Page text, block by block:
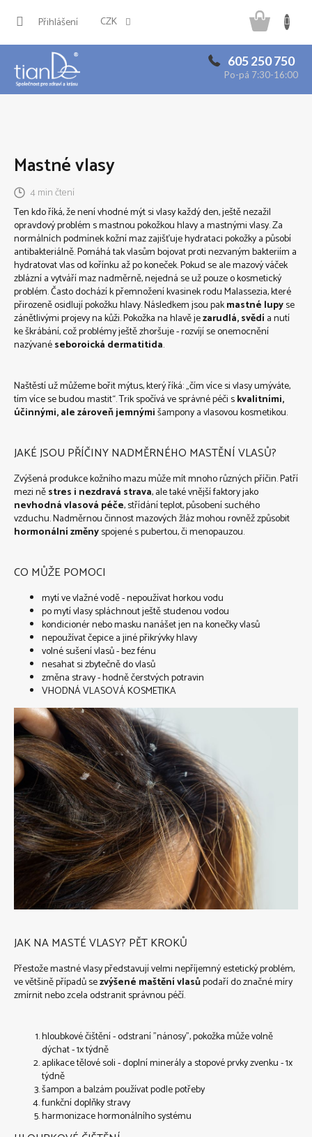
CZK
Přihlášení
605 250 750
Po-pá 7:30-16:00
košík
Mastné vlasy
4 min čtení
Ten kdo říká, že není vhodné mýt si vlasy každý den, ještě nezažil
opravdový problém s mastnou pokožkou hlavy a mastnými vlasy.Za
normálních podmínek kožní maz zajišťuje hydrataci pokožky a působí
antibakteriálně. Pomáhá tak vlasům bojovat proti nezvaným bakteriím a
hydratovat vlas od kořínku až po koneček. Pokud se ale mazový váček
zblázní a vytváří maz nadměrně, nejedná se už pouze o kosmetický
problém. Často dochází k přemnožení kvasinek rodu Malassezia, které
přirozeně osidlují pokožku hlavy. Následkem jsou pakmastné lupyse
zánětlivými projevy na kůži. Pokožka na hlavě jezarudlá, svědía nutí
ke škrábání, což problémy ještě zhoršuje - rozvíjí se onemocnění
nazývanéseboroická dermatitida.
Naštěstí už můžeme bořit mýtus, který říká: „čím více si vlasy umýváte,
tím více se budou mastit“. Trik spočívá ve správné péči skvalitními,
účinnými, ale zároveň jemnýmišampony a vlasovou kosmetikou.
JAKÉ JSOU PŘÍČINY NADMĚRNÉHO MASTĚNÍ VLASŮ?
Zvýšená produkce kožního mazu může mít mnoho různých příčin. Patří
mezi něstres i nezdravá strava, ale také vnější faktory jako
nevhodná vlasová péče, střídání teplot, působení suchého
vzduchu. Nadměrnou činnost mazových žláz mohou rovněž způsobit
hormonální změnyspojené s pubertou, či menopauzou.
CO MŮŽE POMOCI
mytí ve vlažné vodě - nepoužívat horkou vodu
po mytí vlasy spláchnout ještě studenou vodou
kondicionér nebo masku nanášet jen na konečky vlasů
nepoužívat čepice a jiné přikrývky hlavy
volné sušení vlasů - bez fénu
nesahat si zbytečně do vlasů
změna stravy - hodně čerstvých potravin
VHODNÁ VLASOVÁ KOSMETIKA
JAK NA MASTÉ VLASY? PĚT KROKŮ
Přestože mastné vlasy představují velmi nepříjemný estetický problém,
ve většině případů sezvýšené maštění vlasůpodaří do značné míry
zmírnit nebo zcela odstranit správnou péčí.
hloubkové čištění - odstraní "nánosy", pokožka může volně
dýchat - 1x týdně
aplikace tělové soli - doplní minerály a stopové prvky zvenku - 1x
týdně
šampon a balzám používat podle potřeby
funkční doplňky stravy
harmonizace hormonálního systému